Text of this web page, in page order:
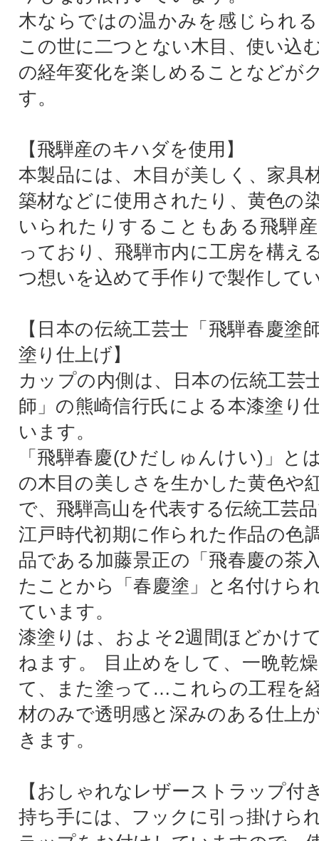
木ならではの温かみを感じられ
この世に二つとない木目、使い込
の経年変化を楽しめることなどが
す。
【飛騨産のキハダを使用】
本製品には、木目が美しく、家具
築材などに使用されたり、黄色の
いられたりすることもある飛騨
っており、飛騨市内に工房を構え
つ想いを込めて手作りで製作して
【日本の伝統工芸士「飛騨春慶塗
塗り仕上げ】
カップの内側は、日本の伝統工芸
師」の熊崎信行氏による本漆塗り
います。
「飛騨春慶(ひだしゅんけい)」と
の木目の美しさを生かした黄色や
で、飛騨高山を代表する伝統工芸
江戸時代初期に作られた作品の色
品である加藤景正の「飛春慶の茶
たことから「春慶塗」と名付けら
ています。
漆塗りは、およそ2週間ほどかけ
ねます。 目止めをして、一晩乾
て、また塗って…これらの工程を
材のみで透明感と深みのある仕上
きます。
【おしゃれなレザーストラップ付
持ち手には、フックに引っ掛けら